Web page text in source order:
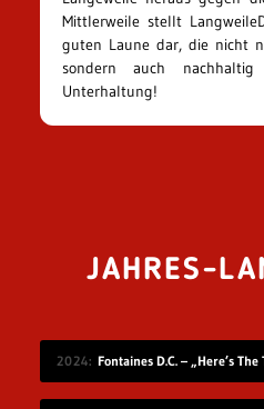
Mittlerweile stellt
guten Laune dar, die nicht
sondern auch
Unterhaltung!
JAHRES-
2024 Fontaines D.C. – „Here’s